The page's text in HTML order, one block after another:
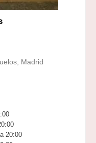
Madrid
20:00